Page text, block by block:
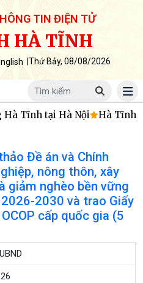
TIN ĐIỆN TỬ
HÀ TĨNH
Thứ Bảy, 08/08/2026
Tĩnh tại Hà Nội Hà Tĩnh
Đề án và Chính
nông thôn, xây
giảm nghèo bền vững
2030 và trao Giấy
cấp quốc gia (5